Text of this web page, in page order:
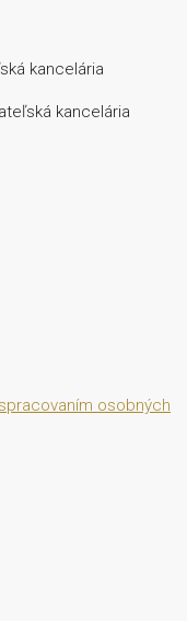
kancelária
osobných